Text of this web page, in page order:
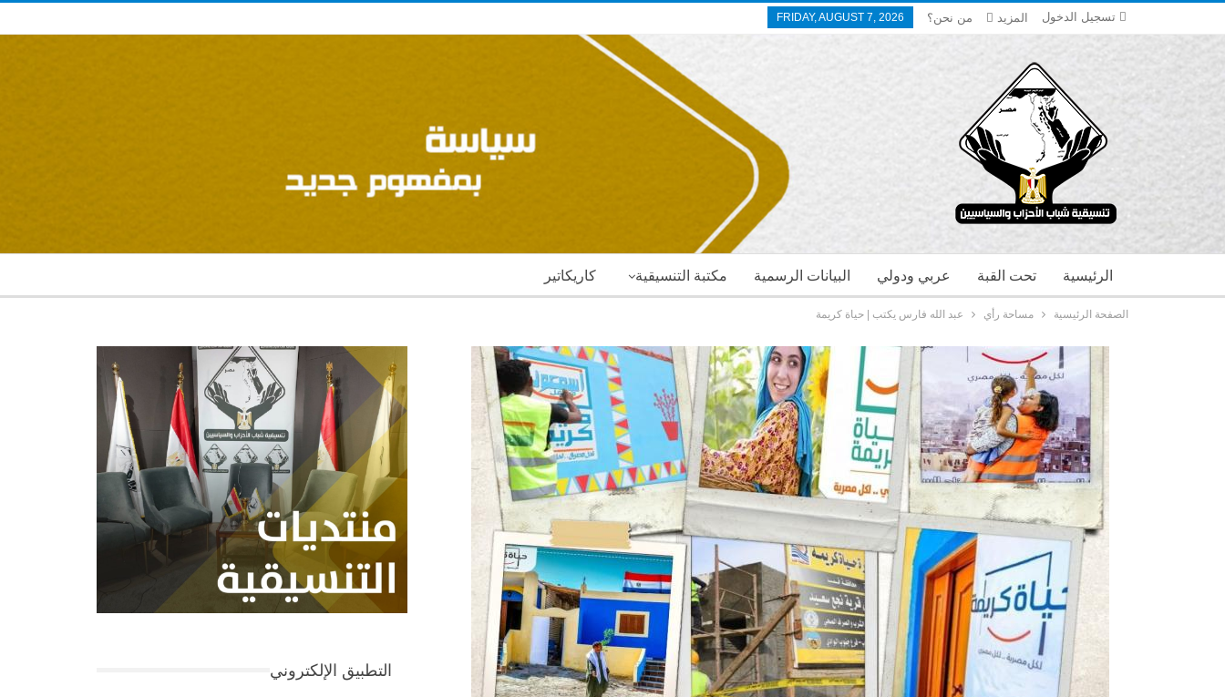
تسجيل الدخول FRIDAY, AUGUST 7, 2026 من نحن؟ المزيد
كاريكاتير مكتبة التنسيقية البيانات الرسمية عربي ودولي تحت القبة الرئيسية
الصفحة الرئيسية مساحة رأي عبد الله فارس يكتب | حياة كريمة
التطبيق الإلكتروني